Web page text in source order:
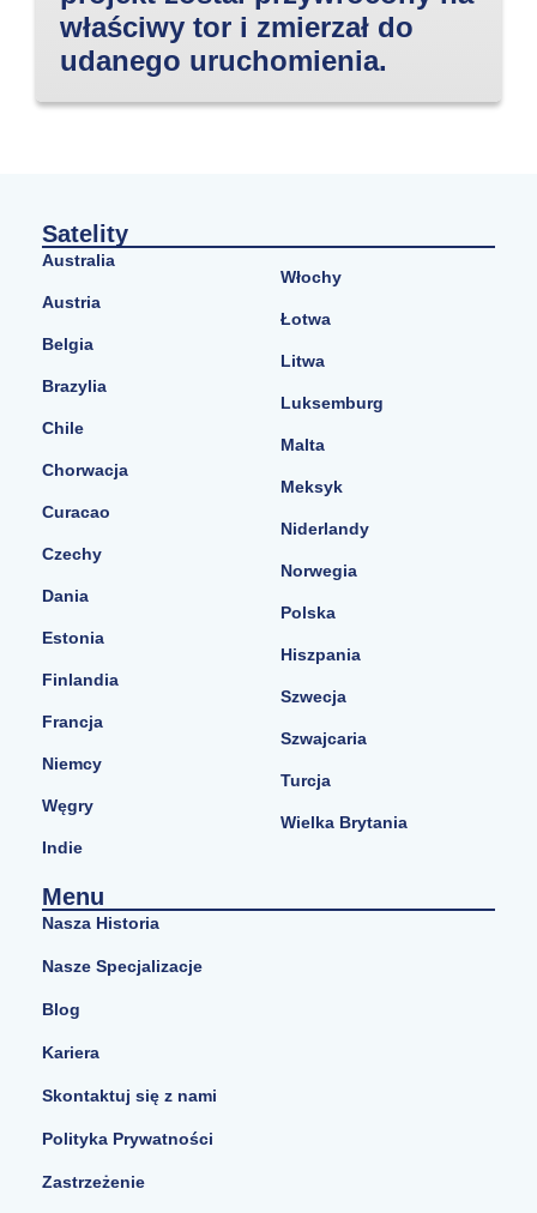
właściwy tor i zmierzał do
udanego uruchomienia.
Satelity
Australia
Austria
Belgia
Brazylia
Chile
Chorwacja
Curacao
Czechy
Dania
Estonia
Finlandia
Francja
Niemcy
Węgry
Indie
Włochy
Łotwa
Litwa
Luksemburg
Malta
Meksyk
Niderlandy
Norwegia
Polska
Hiszpania
Szwecja
Szwajcaria
Turcja
Wielka Brytania
Menu
Nasza Historia
Nasze Specjalizacje
Blog
Kariera
Skontaktuj się z nami
Polityka Prywatności
Zastrzeżenie